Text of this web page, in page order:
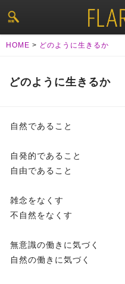
HOME > どのように生きるか
どのように生きるか
自然であること
自発的であること
自由であること
雑念をなくす
不自然をなくす
無意識の働きに気づく
自然の働きに気づく